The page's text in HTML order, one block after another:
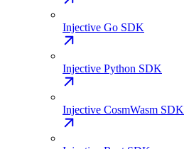
Injective Go SDK
Injective Python SDK
Injective CosmWasm SDK